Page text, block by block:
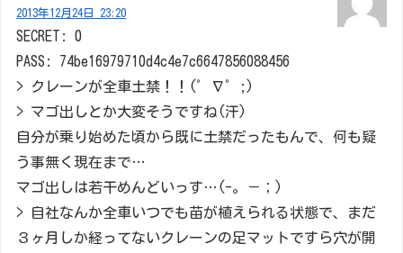
2013年12月24日 23:20
SECRET: 0
PASS: 74be16979710d4c4e7c6647856088456
> クレーンが全車土禁！！(゜∇゜;)
> マゴ出しとか大変そうですね(汗)
自分が乗り始めた頃から既に土禁だったもんで、何も疑
う事無く現在まで…
マゴ出しは若干めんどいっす…(-。－；)
> 自社なんか全車いつでも苗が植えられる状態で、まだ
３ヶ月しか経ってないクレーンの足マットですら穴が開